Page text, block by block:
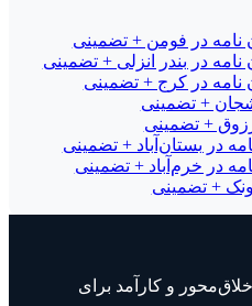
نامه در فومن + تضمینی
نامه در بندر انزلی + تضمینی
نامه در کرج + تضمینی
+ تضمینی
+ تضمینی
در بستان‌آباد + تضمینی
در خرم‌آباد + تضمینی
+ تضمینی
و کارآمد برای